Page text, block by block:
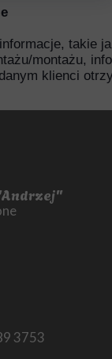
takie
montażu,
klienci
3753